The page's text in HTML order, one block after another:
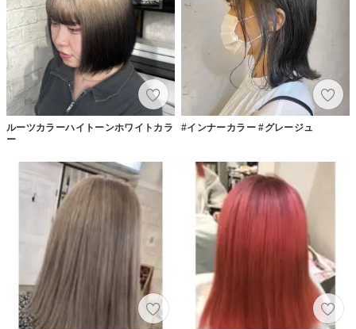
ルーツカラーハイトーンホワイトカラ
ー
#インナーカラー #グレージュ